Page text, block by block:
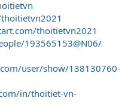
thoitietvn2021
193565153@N06/
user/show/138130760-
in/thoitiet-vn-